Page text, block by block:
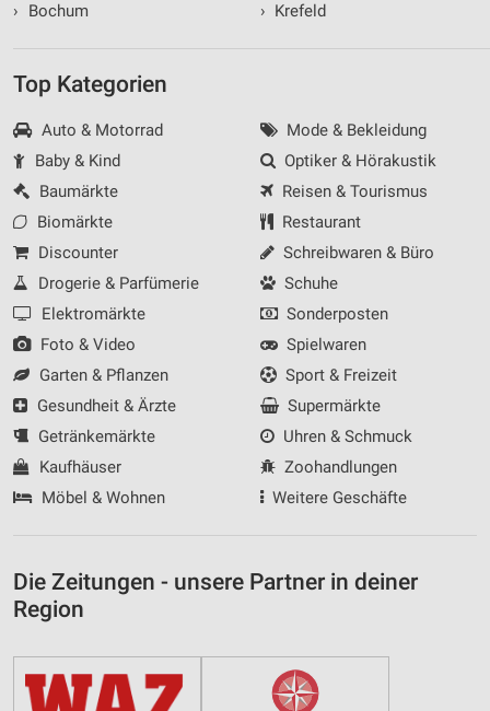
›
Bochum
› Krefeld
Top Kategorien
Auto & Motorrad
Baby & Kind
Baumärkte
Biomärkte
Discounter
Drogerie & Parfümerie
Elektromärkte
Foto & Video
Garten & Pflanzen
Gesundheit & Ärzte
Getränkemärkte
Kaufhäuser
Möbel & Wohnen
Mode & Bekleidung
Optiker & Hörakustik
Reisen & Tourismus
Restaurant
Schreibwaren & Büro
Schuhe
Sonderposten
Spielwaren
Sport & Freizeit
Supermärkte
Uhren & Schmuck
Zoohandlungen
Weitere Geschäfte
Die Zeitungen - unsere Partner in deiner
Region